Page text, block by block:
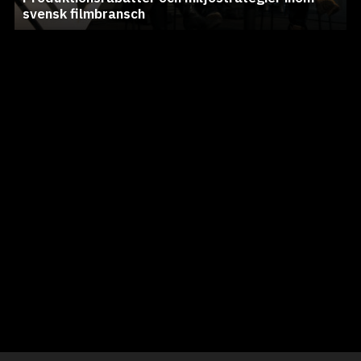
svensk filmbransch